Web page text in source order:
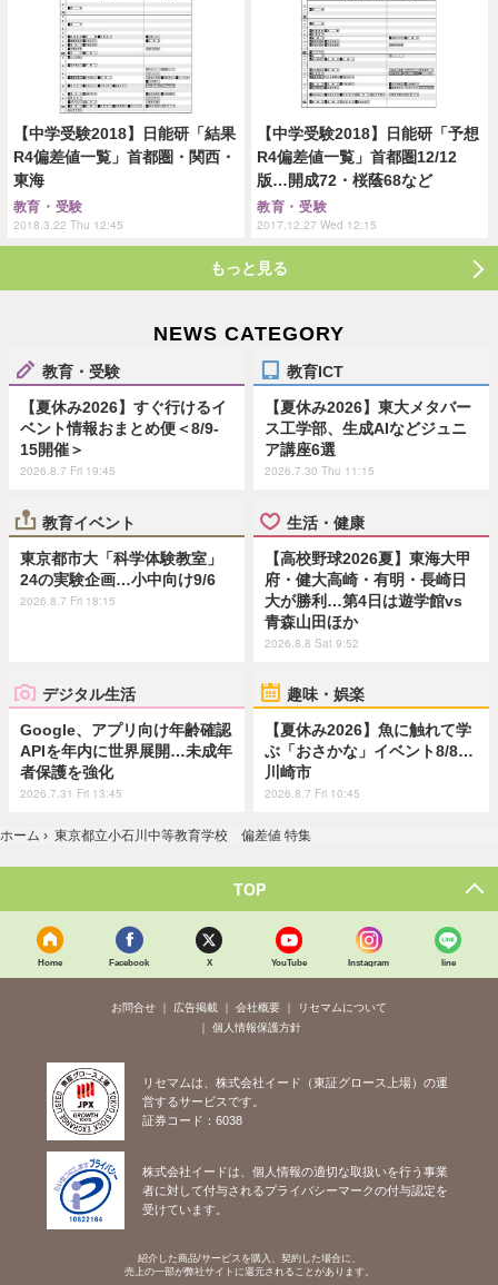
【中学受験2018】日能研「結果
R4偏差値一覧」首都圏・関西・
東海
教育・受験
2018.3.22 Thu 12:45
【中学受験2018】日能研「予想
R4偏差値一覧」首都圏12/12
版…開成72・桜蔭68など
教育・受験
2017.12.27 Wed 12:15
もっと見る
NEWS CATEGORY
教育・受験
【夏休み2026】すぐ行けるイ
ベント情報おまとめ便＜8/9-
15開催＞
2026.8.7 Fri 19:45
教育ICT
【夏休み2026】東大メタバー
ス工学部、生成AIなどジュニ
ア講座6選
2026.7.30 Thu 11:15
教育イベント
東京都市大「科学体験教室」
24の実験企画…小中向け9/6
2026.8.7 Fri 18:15
生活・健康
【高校野球2026夏】東海大甲
府・健大高崎・有明・長崎日
大が勝利…第4日は遊学館vs
青森山田ほか
2026.8.8 Sat 9:52
デジタル生活
Google、アプリ向け年齢確認
APIを年内に世界展開…未成年
者保護を強化
2026.7.31 Fri 13:45
趣味・娯楽
【夏休み2026】魚に触れて学
ぶ「おさかな」イベント8/8…
川崎市
2026.8.7 Fri 10:45
ホーム › 東京都立小石川中等教育学校 偏差値 特集
TOP
Home Facebook X YouTube Instagram line
お問合せ 広告掲載 会社概要
リセマムについて
個人情報保護方針
リセマムは、株式会社イード（東証グロース上場）の運
営するサービスです。
証券コード：6038
株式会社イードは、個人情報の適切な取扱いを行う事業
者に対して付与されるプライバシーマークの付与認定を
受けています。
紹介した商品/サービスを購入、契約した場合に、
売上の一部が弊社サイトに還元されることがあります。